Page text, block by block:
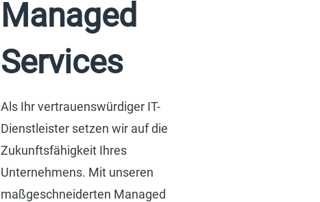
Managed
Services
Als Ihr vertrauenswürdiger IT-
Dienstleister setzen wir auf die
Zukunftsfähigkeit Ihres
Unternehmens. Mit unseren
maßgeschneiderten Managed